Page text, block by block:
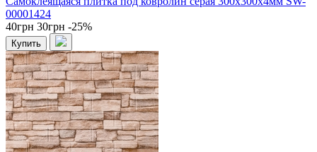
00001424
40грн 30грн -25%
Купить